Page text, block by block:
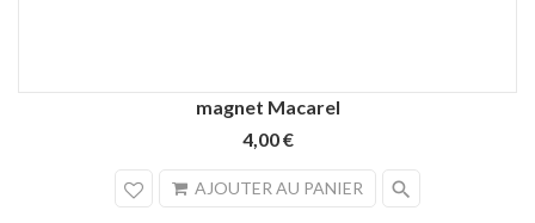
magnet Macarel
4,00 €
AJOUTER AU PANIER search